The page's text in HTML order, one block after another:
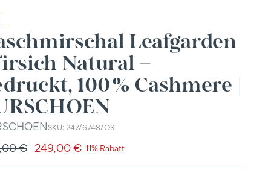
Leafgarden
Natural –
100 % Cashmere |
SKU: 247/6748/OS
€ 249,00 € 11% Rabatt